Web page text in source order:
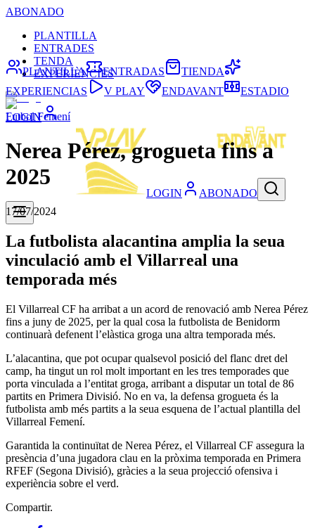
ABONADO
PLANTILLA
ENTRADES
TENDA
EXPERIÈNCIES
LOGIN
LOGIN ABONADO
PLANTILLA ENTRADAS
TIENDA
EXPERIENCIAS
V PLAY ENDAVANT ESTADIO
Futbol Femení
Nerea Pérez, grogueta fins a
2025
17/07/2024
La futbolista alacantina amplia la seua
vinculació amb el Villarreal una
temporada més
El Villarreal CF ha arribat a un acord de renovació amb Nerea Pérez
fins a juny de 2025, per la qual cosa la futbolista de Benidorm
continuarà defenent l’elàstica groga una altra temporada més.
L’alacantina, que pot ocupar qualsevol posició del flanc dret del
camp, ha tingut un rol molt important en les tres temporades que
porta vinculada a l’entitat groga, arribant a disputar un total de 86
partits en Primera Divisió. No en va, la defensa grogueta és la
futbolista amb més partits a la seua esquena de l’actual plantilla del
Villarreal Femení.
Garantida la continuïtat de Nerea Pérez, el Villarreal CF assegura la
presència d’una jugadora clau en la pròxima temporada en Primera
RFEF (Segona Divisió), gràcies a la seua projecció ofensiva i
experiència sobre el verd.
Compartir.